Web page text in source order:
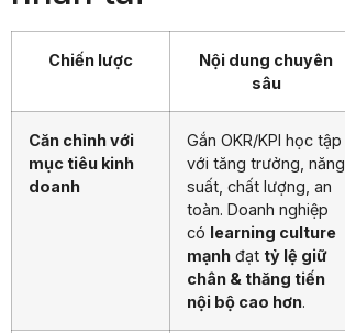
Chiến lược
Nội dung chuyên
sâu
Căn chỉnh với
mục tiêu kinh
doanh
Gắn OKR/KPI học tập
với tăng trưởng, năng
suất, chất lượng, an
toàn. Doanh nghiệp
có learning culture
mạnh đạt tỷ lệ giữ
chân & thăng tiến
nội bộ cao hơn